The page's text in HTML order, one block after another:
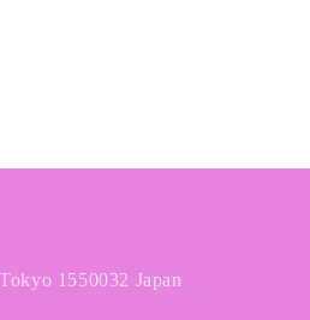
1550032 Japan